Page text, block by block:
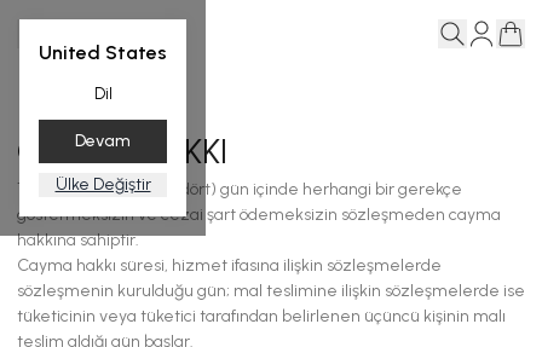
United States
Dil
Devam
Ülke Değiştir
CAYMA HAKKI
Tüketici (ALICI), 14 (ondört) gün içinde herhangi bir gerekçe
göstermeksizin ve cezai şart ödemeksizin sözleşmeden cayma
hakkına sahiptir.
Cayma hakkı süresi, hizmet ifasına ilişkin sözleşmelerde
sözleşmenin kurulduğu gün; mal teslimine ilişkin sözleşmelerde ise
tüketicinin veya tüketici tarafından belirlenen üçüncü kişinin malı
teslim aldığı gün başlar.